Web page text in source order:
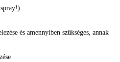
és amennyiben szükséges, annak